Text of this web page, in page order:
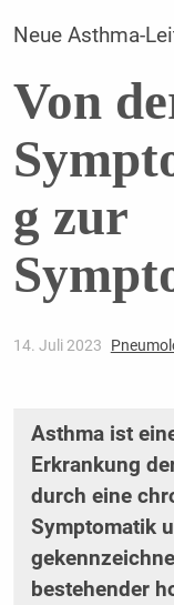
Neue Asthma-
Von
g zur
14. Juli 2023
Asthma ist
Erkrankung
durch eine
Symptomatik
bestehender